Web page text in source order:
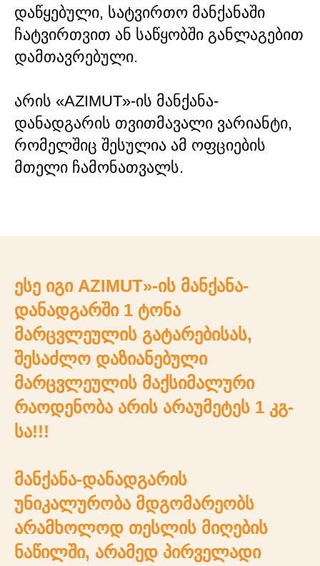
დაწყებული, სატვირთო მანქანაში
ჩატვირთვით ან საწყობში განლაგებით
დამთავრებული.
არის «AZIMUT»-ის მანქანა-
დანადგარის თვითმავალი ვარიანტი,
რომელშიც შესულია ამ ოფციების
მთელი ჩამონათვალს.
ესე იგი AZIMUT»-ის მანქანა-
დანადგარში 1 ტონა
მარცვლეულის გატარებისას,
შესაძლო დაზიანებული
მარცვლეულის მაქსიმალური
რაოდენობა არის არაუმეტეს 1 კგ-
სა!!!
მანქანა-დანადგარის
უნიკალურობა მდგომარეობს
არამხოლოდ თესლის მიღების
ნაწილში, არამედ პირველადი